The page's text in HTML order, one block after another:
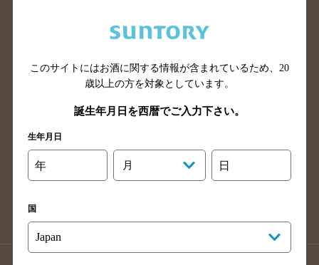
広島県のバー検索
岡山県のバー検索
山口県のバー検索
鳥取県のバー検索
島根県のバー検索
徳島県のバー検索
香川県のバー検索
愛媛県のバー検索
長崎県のバー検索
佐賀県のバー検索
大分県のバー検索
熊本県のバー検索
このサイトにはお酒に関する情報が含まれているため、 20
歳以上の方を対象としています。
誕生年月日を西暦でご入力下さい。
生年月日
年 月 日
国